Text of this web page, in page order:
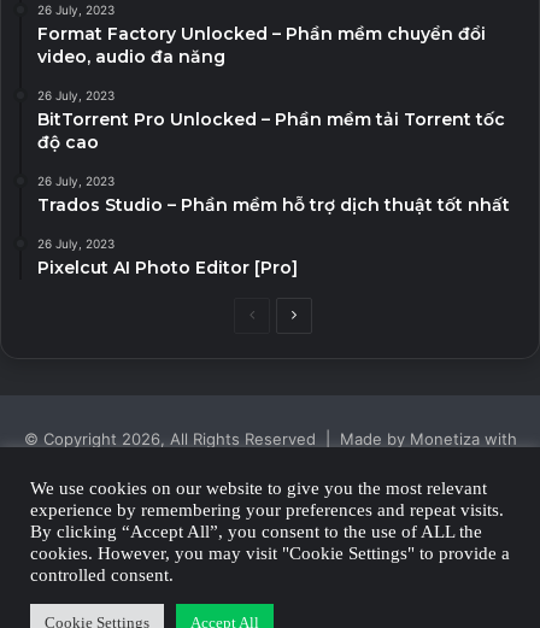
26 July, 2023
Format Factory Unlocked – Phần mềm chuyển đổi
video, audio đa năng
26 July, 2023
BitTorrent Pro Unlocked – Phần mềm tải Torrent tốc
độ cao
26 July, 2023
Trados Studio – Phần mềm hỗ trợ dịch thuật tốt nhất
26 July, 2023
Pixelcut AI Photo Editor [Pro]
PreviousNext
© Copyright 2026, All Rights Reserved | Made by Monetiza with
Privacy Policy
We use cookies on our website to give you the most relevant
experience by remembering your preferences and repeat visits.
By clicking “Accept All”, you consent to the use of ALL the
cookies. However, you may visit "Cookie Settings" to provide a
controlled consent.
Cookie Settings Accept All